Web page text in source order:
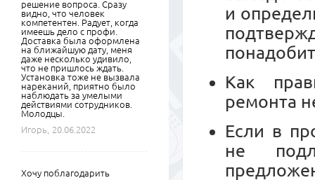
и
Как
ремонта
Если в
не
решение вопроса. Сразу
видно, что человек
компетентен. Радует, когда
имеешь дело с профи.
Доставка была оформлена
на ближайшую дату, меня
даже несколько удивило,
что не пришлось ждать.
Установка тоже не вызвала
нареканий, приятно было
наблюдать за умелыми
действиями сотрудников.
Молодцы.
Игорь,
20.06.2022
Хочу поблагодарить